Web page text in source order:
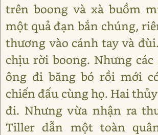
trên boong và xà buồm
một quả đạn bắn chúng,
thương vào cánh tay và
chịu rời boong. Nhưng
ông đi băng bó rồi mới
chiến đấu cùng họ. Hai
đi. Nhưng vừa nhận ra
Tiller dẫn một toàn